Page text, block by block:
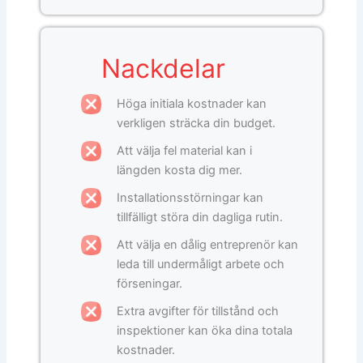
Nackdelar
Höga initiala kostnader kan
verkligen sträcka din budget.
Att välja fel material kan i
längden kosta dig mer.
Installationsstörningar kan
tillfälligt störa din dagliga rutin.
Att välja en dålig entreprenör kan
leda till undermåligt arbete och
förseningar.
Extra avgifter för tillstånd och
inspektioner kan öka dina totala
kostnader.